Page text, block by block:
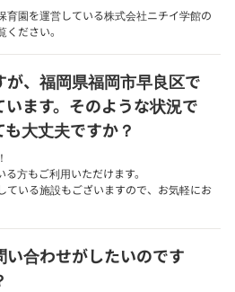
育園を運営している株式会社ニチイ学館の
ください。
、福岡県福岡市早良区で
ます。そのような状況で
大丈夫ですか？
方もご利用いただけます。
ている施設もございますので、お気軽にお
い合わせがしたいのです